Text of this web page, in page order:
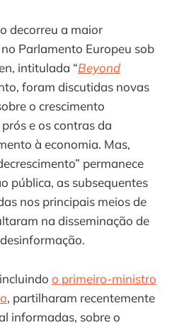
decorreu a maior
Parlamento Europeu sob
intitulada “Beyond
foram discutidas novas
o crescimento
e os contras da
à economia. Mas,
permanece
pública, as subsequentes
nos principais meios de
na disseminação de
o primeiro-ministro
, partilharam recentemente
informadas, sobre o